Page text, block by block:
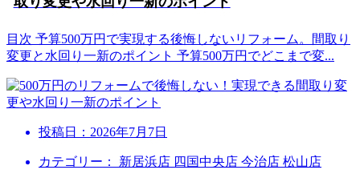
目次 予算500万円で実現する後悔しないリフォーム。間取り
変更と水回り一新のポイント 予算500万円でどこまで変...
投稿日： 2026年7月7日
カテゴリー： 新居浜店 四国中央店 今治店 松山店